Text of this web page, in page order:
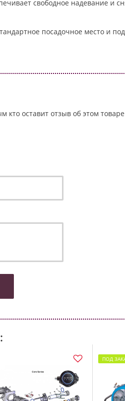
свободное надевание и
посадочное место и
кто оставит отзыв об этом
ПОД